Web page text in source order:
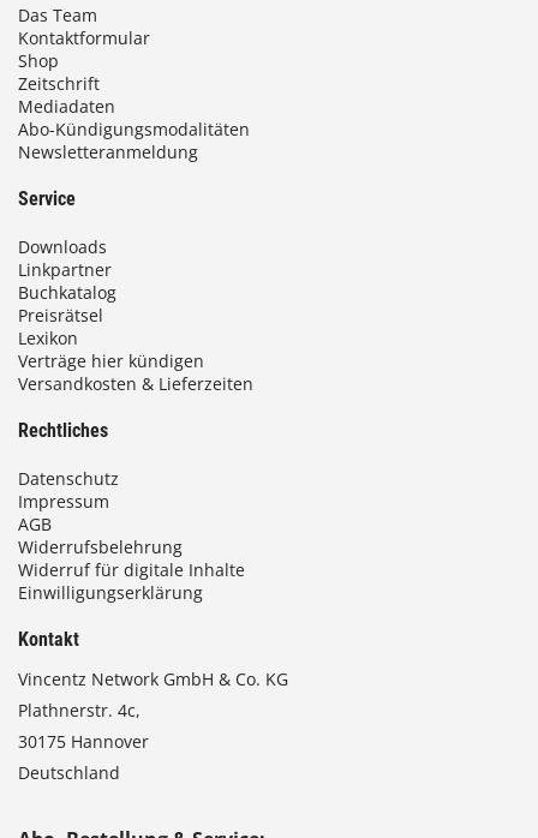
Das Team
Kontaktformular
Shop
Zeitschrift
Mediadaten
Abo-Kündigungsmodalitäten
Newsletteranmeldung
Service
Downloads
Linkpartner
Buchkatalog
Preisrätsel
Lexikon
Verträge hier kündigen
Versandkosten & Lieferzeiten
Rechtliches
Datenschutz
Impressum
AGB
Widerrufsbelehrung
Widerruf für digitale Inhalte
Einwilligungserklärung
Kontakt
Vincentz Network GmbH & Co. KG
Plathnerstr. 4c,
30175 Hannover
Deutschland